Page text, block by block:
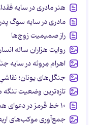
هنر مادری در سایه‌
مادری در سایه سوگ پدر
راز صمیمیت زوج‌ها
روایت هزاران ساله
اهرام مِروئه در سایه
جنگل‌های یونان؛
تازه‌ترین وضعیت تنگه
۱۰ خط قرمز در دعوای همسران
جمع‌آوری موکب‌های